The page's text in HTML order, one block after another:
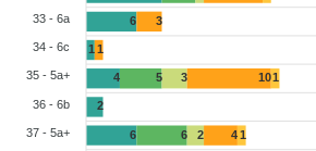
6
1
4
2
6
5
6
3
2
3
1
10
4
1
1
33 - 6a
34 - 6c
35 - 5a+
36 - 6b
37 - 5a+